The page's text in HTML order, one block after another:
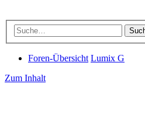
Foren-Übersicht Lumix G
Zum Inhalt